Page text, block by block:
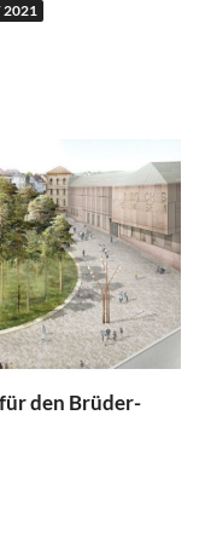
2021
den Brüder-